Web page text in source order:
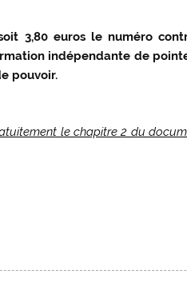
3,80 euros le numéro
indépendante de
pouvoir.
le chapitre 2 du